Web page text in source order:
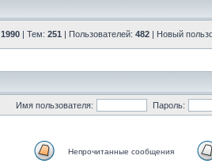
1990 | Тем: 251 | Пользователей: 482 | Новый
Имя пользователя: Пароль:
Непрочитанные сообщения